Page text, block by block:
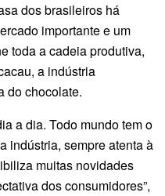
dos brasileiros há
importante e um
toda a cadeia produtiva,
a indústria
do chocolate.
a dia. Todo mundo tem o
indústria, sempre atenta à
muitas novidades
dos consumidores”,